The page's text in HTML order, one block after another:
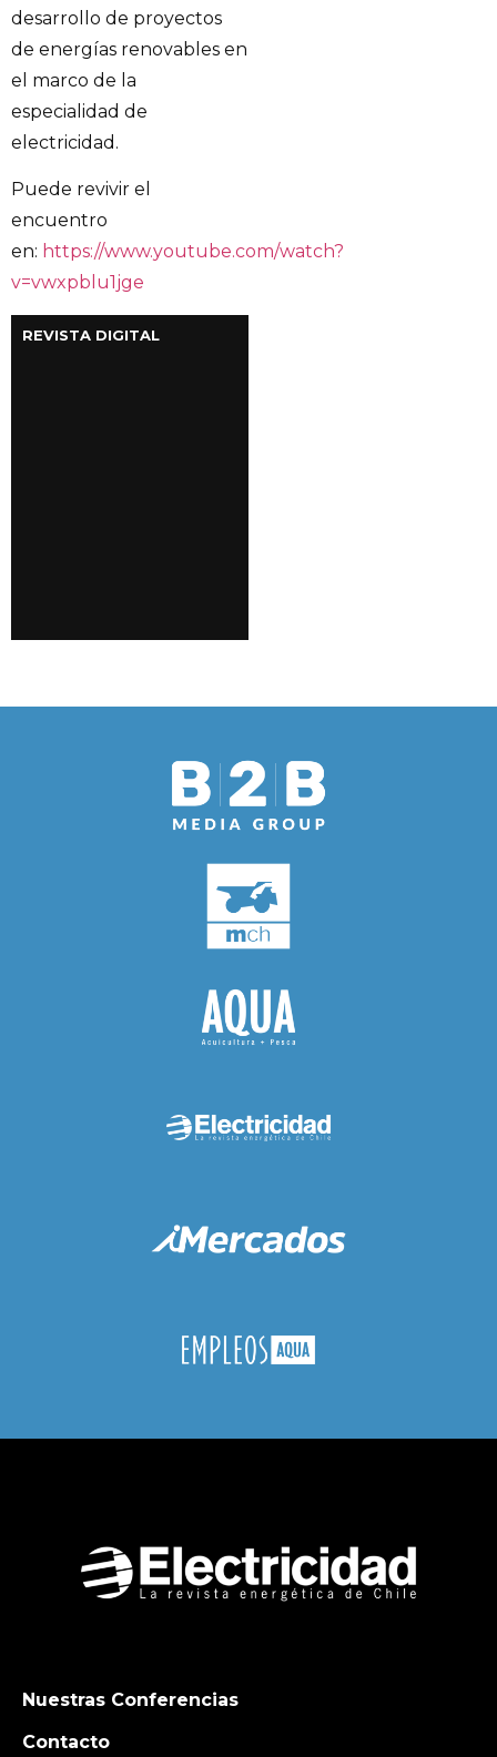
desarrollo de proyectos
de energías renovables en
el marco de la
especialidad de
electricidad.
Puede revivir el
encuentro
en: https://www.youtube.com/watch?
v=vwxpblu1jge
REVISTA DIGITAL
Nuestras Conferencias
Contacto